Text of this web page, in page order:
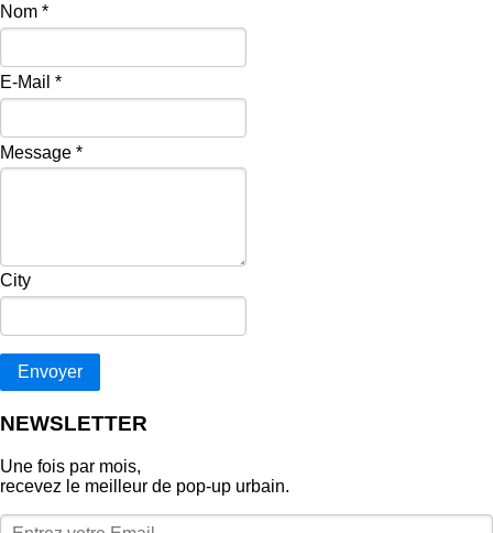
Nom *
E-Mail *
Message *
City
Envoyer
NEWSLETTER
Une fois par mois,
recevez le meilleur de pop‑up urbain.